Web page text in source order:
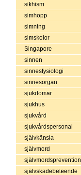
sikhism
simhopp
simning
simskolor
Singapore
sinnen
sinnesfysiologi
sinnesorgan
sjukdomar
sjukhus
sjukvård
sjukvårdspersonal
självkänsla
självmord
självmordsprevention
självskadebeteende